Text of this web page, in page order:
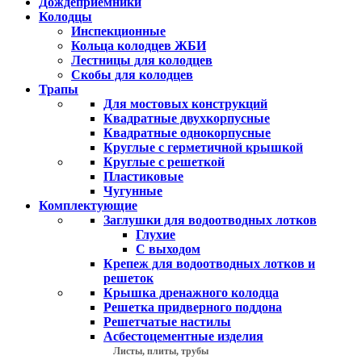
Колодцы
Инспекционные
Кольца колодцев ЖБИ
Лестницы для колодцев
Скобы для колодцев
Трапы
Для мостовых конструкций
Квадратные двухкорпусные
Квадратные однокорпусные
Круглые с герметичной крышкой
Круглые с решеткой
Пластиковые
Чугунные
Комплектующие
Заглушки для водоотводных лотков
Глухие
С выходом
Крепеж для водоотводных лотков и
решеток
Крышка дренажного колодца
Решетка придверного поддона
Решетчатые настилы
Асбестоцементные изделия
Листы, плиты, трубы